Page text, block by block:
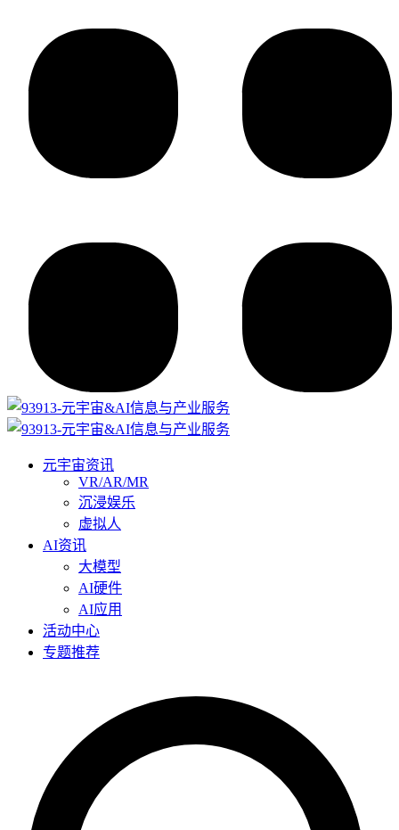
元宇宙资讯
VR/AR/MR
沉浸娱乐
虚拟人
AI资讯
大模型
AI硬件
AI应用
活动中心
专题推荐